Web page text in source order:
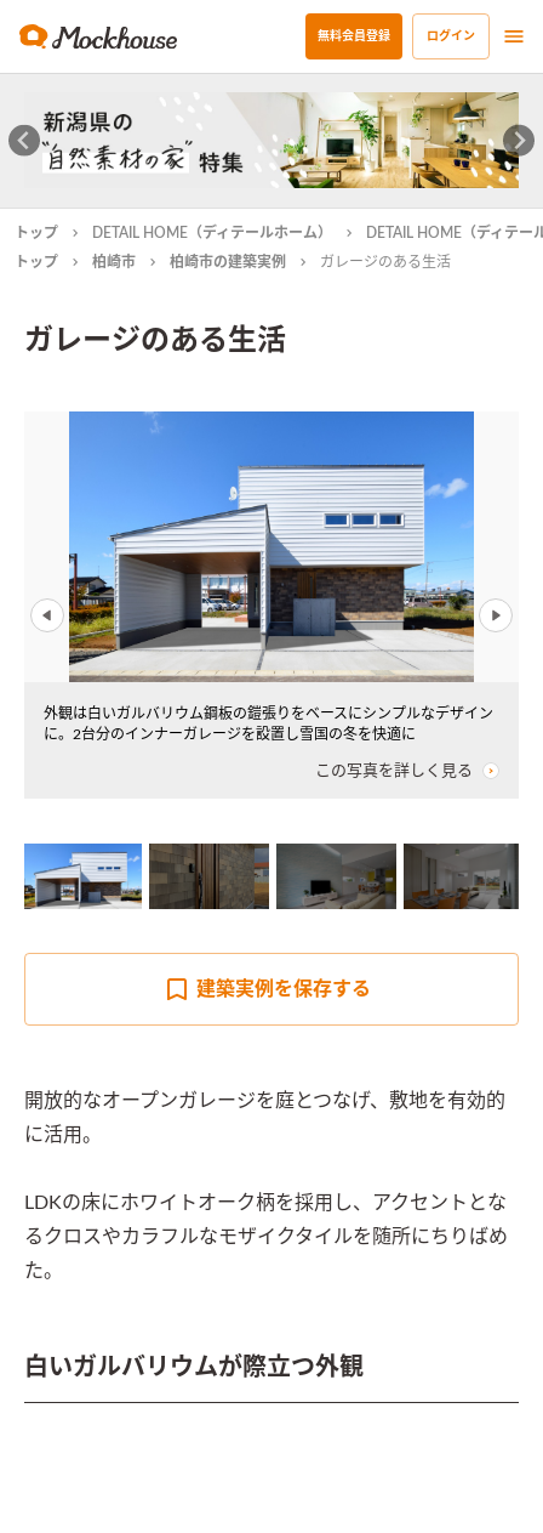
無料会員登録 ログイン
トップ DETAIL HOME（ディテールホーム）
DETAIL HOME（ディテ
トップ
柏崎市 柏崎市の建築実例 ガレージのある生活
ガレージのある生活
外観は白いガルバリウム鋼板の鎧張りをベースにシンプルなデザイン
に。2台分のインナーガレージを設置し雪国の冬を快適に
この写真を詳しく見る
建築実例を保存する
開放的なオープンガレージを庭とつなげ、敷地を有効的
に活用。
LDKの床にホワイトオーク柄を採用し、アクセントとな
るクロスやカラフルなモザイクタイルを随所にちりばめ
た。
白いガルバリウムが際立つ外観